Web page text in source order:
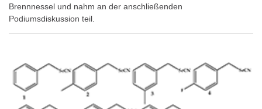
Brennnessel und nahm an der anschließenden
Podiumsdiskussion teil.